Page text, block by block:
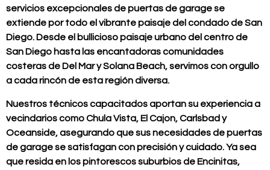
servicios excepcionales de puertas de garage se
extiende por todo el vibrante paisaje del condado de San
Diego. Desde el bullicioso paisaje urbano del centro de
San Diego hasta las encantadoras comunidades
costeras de Del Mar y Solana Beach, servimos con orgullo
a cada rincón de esta región diversa.
Nuestros técnicos capacitados aportan su experiencia a
vecindarios como Chula Vista, El Cajon, Carlsbad y
Oceanside, asegurando que sus necesidades de puertas
de garage se satisfagan con precisión y cuidado. Ya sea
que resida en los pintorescos suburbios de Encinitas,